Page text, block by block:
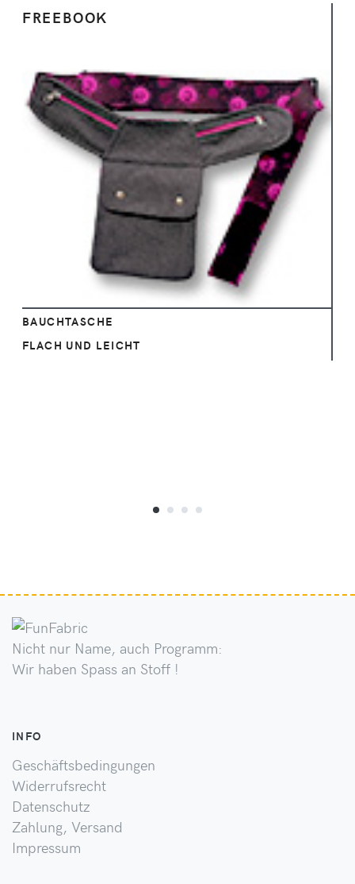
FREEBOOK
BAUCHTASCHE
FLACH UND LEICHT
Nicht nur Name, auch Programm:
Wir haben Spass an Stoff !
INFO
Geschäftsbedingungen
Widerrufsrecht
Datenschutz
Zahlung, Versand
Impressum